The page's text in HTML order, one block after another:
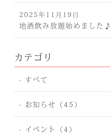
2025年11月19日
地酒飲み放題始めました♪
カテゴリ
- すべて
- お知らせ（45）
- イベント（4）